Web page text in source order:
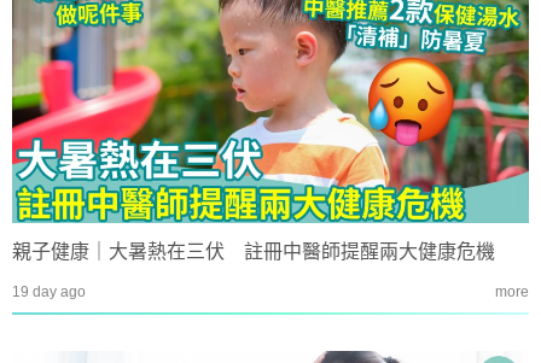
親子健康｜大暑熱在三伏 註冊中醫師提醒兩大健康危機
19 day ago more